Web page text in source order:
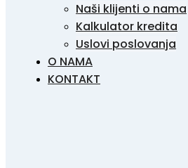
Naši klijenti o nama
Kalkulator kredita
Uslovi poslovanja
O NAMA
KONTAKT